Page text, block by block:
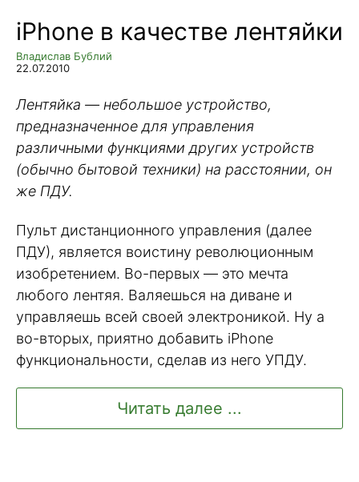
iPhone в качестве лентяйки
Владислав Бублий
22.07.2010
Лентяйка — небольшое устройство,
предназначенное для управления
различными функциями других устройств
(обычно бытовой техники) на расстоянии, он
же ПДУ.
Пульт дистанционного управления (далее
ПДУ), является воистину революционным
изобретением. Во-первых — это мечта
любого лентяя. Валяешься на диване и
управляешь всей своей электроникой. Ну а
во-вторых, приятно добавить iPhone
функциональности, сделав из него УПДУ.
Читать далее ...